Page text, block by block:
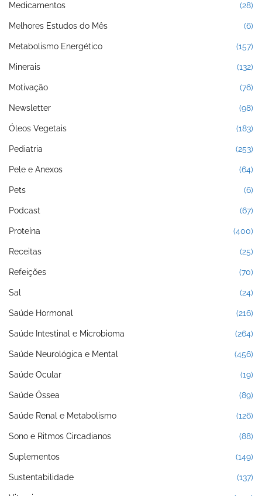
Medicamentos (28)
Melhores Estudos do Mês (6)
Metabolismo Energético (157)
Minerais (132)
Motivação (76)
Newsletter (98)
Óleos Vegetais (183)
Pediatria (253)
Pele e Anexos (64)
Pets (6)
Podcast (67)
Proteína (400)
Receitas (25)
Refeições (70)
Sal (24)
Saúde Hormonal (216)
Saúde Intestinal e Microbioma (264)
Saúde Neurológica e Mental (456)
Saúde Ocular (19)
Saúde Óssea (89)
Saúde Renal e Metabolismo (126)
Sono e Ritmos Circadianos (88)
Suplementos (149)
Sustentabilidade (137)